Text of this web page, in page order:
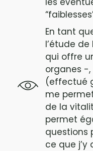
En tant
l’étude de
qui offre
organes -,
(effectué
me
de la
permet
questions
ce que j’y